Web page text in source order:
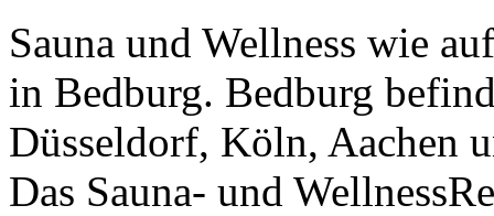
Sauna und Wellness wie
in Bedburg. Bedburg
Düsseldorf, Köln, Aachen
Das Sauna- und